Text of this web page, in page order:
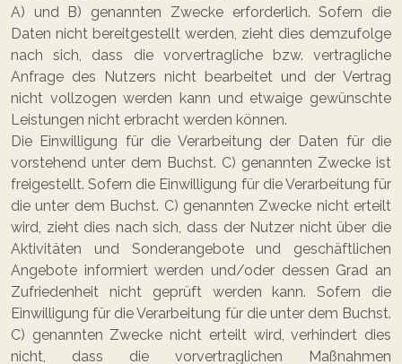
A) und B) genannten Zwecke erforderlich. Sofern die
Daten nicht bereitgestellt werden, zieht dies demzufolge
nach sich, dass die vorvertragliche bzw. vertragliche
Anfrage des Nutzers nicht bearbeitet und der Vertrag
nicht vollzogen werden kann und etwaige gewünschte
Leistungen nicht erbracht werden können.
Die Einwilligung für die Verarbeitung der Daten für die
vorstehend unter dem Buchst. C) genannten Zwecke ist
freigestellt. Sofern die Einwilligung für die Verarbeitung für
die unter dem Buchst. C) genannten Zwecke nicht erteilt
wird, zieht dies nach sich, dass der Nutzer nicht über die
Aktivitäten und Sonderangebote und geschäftlichen
Angebote informiert werden und/oder dessen Grad an
Zufriedenheit nicht geprüft werden kann. Sofern die
Einwilligung für die Verarbeitung für die unter dem Buchst.
C) genannten Zwecke nicht erteilt wird, verhindert dies
nicht, dass die vorvertraglichen Maßnahmen